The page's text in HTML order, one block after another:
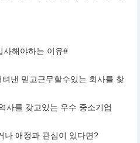
사해야하는 이유#
낸 믿고근무할수있는 회사를 찾
사를 갖고있는 우수 중소기업
나 애정과 관심이 있다면?